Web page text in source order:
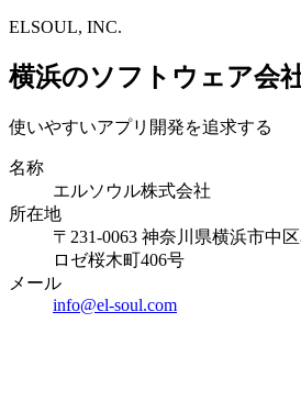
ELSOUL, INC.
横浜のソフトウェア会
使いやすいアプリ開発を追求する
名称
エルソウル株式会社
所在地
〒231-0063 神奈川県横浜市中
ロゼ桜木町406号
メール
info@el-soul.com